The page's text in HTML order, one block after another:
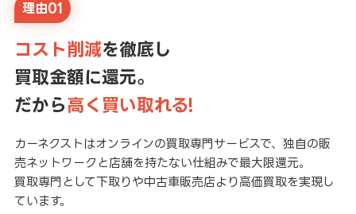
理由01
コスト削減を徹底し
買取金額に還元。
だから高く買い取れる!
カーネクストはオンラインの買取専門サービスで、独自の販
売ネットワークと店舗を持たない仕組みで最大限還元。
買取専門として下取りや中古車販売店より高価買取を実現し
ています。